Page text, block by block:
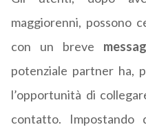
maggiorenni, possono
con un breve
potenziale partner ha,
l’opportunità di
contatto. Impostando